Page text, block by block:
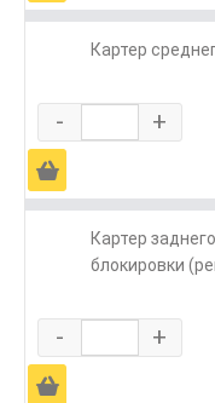
Картер
- +
Ä
Картер
блокировки
- +
Ä